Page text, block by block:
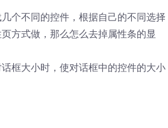
个不同的控件，根据自己的不同选择
方式做，那么怎么去掉属性条的显
框大小时，使对话框中的控件的大小